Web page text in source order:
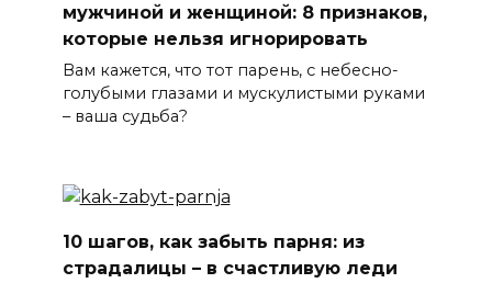
мужчиной и женщиной: 8 признаков,
которые нельзя игнорировать
Вам кажется, что тот парень, с небесно-
голубыми глазами и мускулистыми руками
– ваша судьба?
10 шагов, как забыть парня: из
страдалицы – в счастливую леди